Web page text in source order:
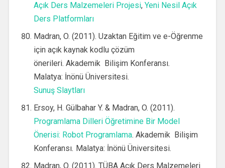
Açık Ders Malzemeleri Projesi, Yeni Nesil Açık
Ders Platformları
Madran, O. (2011). Uzaktan Eğitim ve e-Öğrenme
için açık kaynak kodlu çözüm
önerileri. Akademik Bilişim Konferansı.
Malatya: İnönü Üniversitesi.
Sunuş Slaytları
Ersoy, H. Gülbahar Y. & Madran, O. (2011).
Programlama Dilleri Öğretimine Bir Model
Önerisi: Robot Programlama. Akademik Bilişim
Konferansı. Malatya: İnönü Üniversitesi.
Madran, O. (2011). TÜBA Açık Ders Malzemeleri